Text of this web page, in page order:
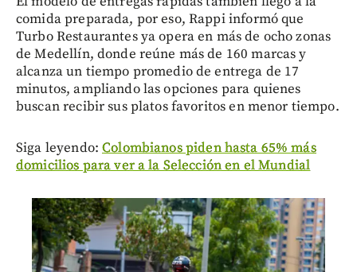
comida preparada, por eso, Rappi informó que
Turbo Restaurantes ya opera en más de ocho zonas
de Medellín, donde reúne más de 160 marcas y
alcanza un tiempo promedio de entrega de 17
minutos, ampliando las opciones para quienes
buscan recibir sus platos favoritos en menor tiempo.
Siga leyendo:Colombianos piden hasta 65% más
domicilios para ver a la Selección en el Mundial